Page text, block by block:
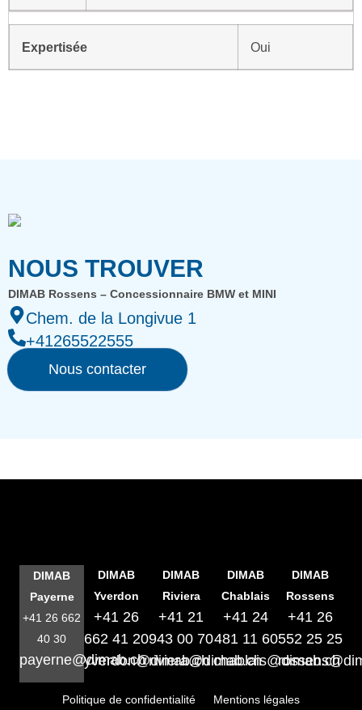
Expertisée Oui
NOUS TROUVER
DIMAB Rossens – Concessionnaire BMW et MINI
Chem. de la Longivue 1
+41265522555
Nous contacter
DIMAB
Payerne
+41 26 662
40 30
payerne@dimab.ch
DIMAB
Yverdon
+41 26
662 41 20
yverdon@dimab.ch
DIMAB
Riviera
+41 21
943 00 70
riviera@dimab.ch
DIMAB
Chablais
+41 24
481 11 60
chablais@dimab.ch
DIMAB
Rossens
+41 26
552 25 25
Politique de confidentialité
Mentions légales